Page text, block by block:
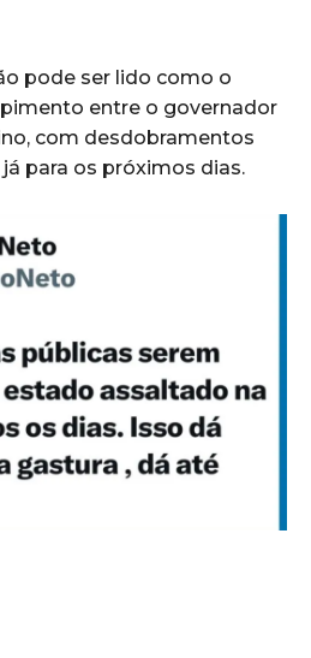
pode ser lido como o
entre o governador
com desdobramentos
para os próximos dias.